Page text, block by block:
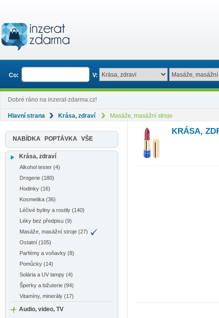
Co: V:
Dobré ráno na inzerat-zdarma.cz!
Hlavní strana Krása, zdraví Masáže, masážní stroje
NABÍDKA POPTÁVKA VŠE
Krása, zdraví
Alkohol tester (4)
Drogerie (180)
Hodinky (16)
Kosmetika (36)
Léčivé byliny a rostily (140)
Léky bez předpisu (9)
Masáže, masážní stroje (27)
Ostatní (105)
Parfémy a voňavky (8)
Pomůcky (14)
Solária a UV lampy (4)
Šperky a bižuterie (94)
Vitamíny, minerály (17)
Audio, video, TV
KRÁSA,